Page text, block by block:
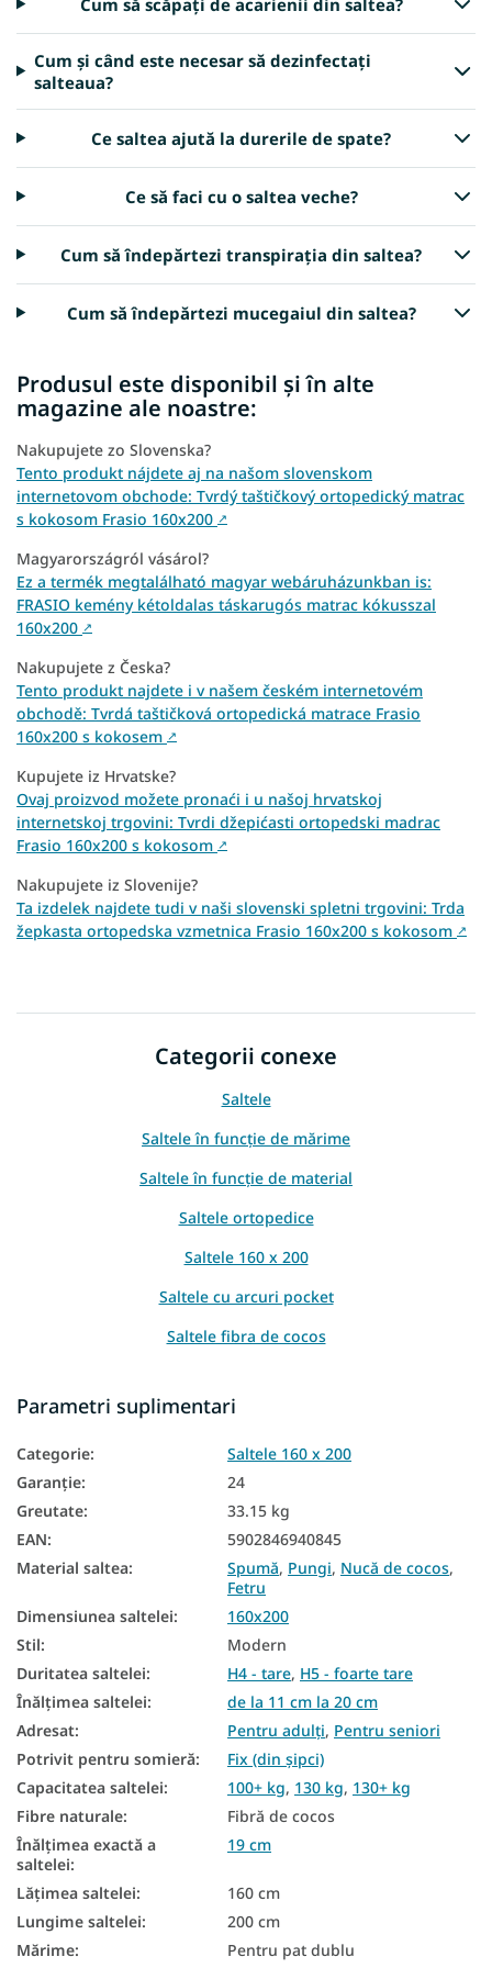
Cum și când este necesar să dezinfectați
salteaua?
Ce saltea ajută la durerile de spate?
Ce să faci cu o saltea veche?
Cum să îndepărtezi transpirația din saltea?
Cum să îndepărtezi mucegaiul din saltea?
Produsul este disponibil și în alte
magazine ale noastre:
Nakupujete zo Slovenska?
Tento produkt nájdete aj na našom slovenskom
internetovom obchode: Tvrdý taštičkový ortopedický matrac
s kokosom Frasio 160x200 ↗
Magyarországról vásárol?
Ez a termék megtalálható magyar webáruházunkban is:
FRASIO kemény kétoldalas táskarugós matrac kókusszal
160x200 ↗
Nakupujete z Česka?
Tento produkt najdete i v našem českém internetovém
obchodě: Tvrdá taštičková ortopedická matrace Frasio
160x200 s kokosem ↗
Kupujete iz Hrvatske?
Ovaj proizvod možete pronaći i u našoj hrvatskoj
internetskoj trgovini: Tvrdi džepićasti ortopedski madrac
Frasio 160x200 s kokosom ↗
Nakupujete iz Slovenije?
Ta izdelek najdete tudi v naši slovenski spletni trgovini: Trda
žepkasta ortopedska vzmetnica Frasio 160x200 s kokosom ↗
Categorii conexe
Saltele
Saltele în funcție de mărime
Saltele în funcție de material
Saltele ortopedice
Saltele 160 x 200
Saltele cu arcuri pocket
Saltele fibra de cocos
Saltea in functie de capacitatea de incarcare
Saltea din spumă PUR
Saltele naturale
Saltele de podea
Saltele pentru podea
Saltele reversibile
Saltele în funcție de fermitate
Saltele dure
Saltele medicinale
Saltele matrimoniale
Saltele antialergice
Saltele de buzunar 160x200
Saltele Cocos 160x200
Parametri suplimentari
Categorie:
Saltele 160 x 200
Garanţie:
24
Greutate:
33.15 kg
EAN:
5902846940845
Material saltea: Spumă, Pungi, Nucă de cocos,
Fetru
Dimensiunea saltelei:
160x200
Stil:
Modern
Duritatea saltelei: H4 - tare, H5 - foarte tare
Înălțimea saltelei:
de la 11 cm la 20 cm
Adresat: Pentru adulți, Pentru seniori
Potrivit pentru somieră:
Fix (din șipci)
Capacitatea saltelei: 100+ kg, 130 kg, 130+ kg
Fibre naturale:
Fibră de cocos
Înălțimea exactă a
saltelei:
19 cm
Lățimea saltelei:
160 cm
Lungime saltelei:
200 cm
Mărime:
Pentru pat dublu